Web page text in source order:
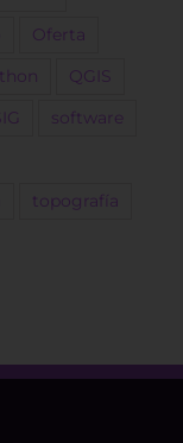
Oferta
QGIS
software
topografía